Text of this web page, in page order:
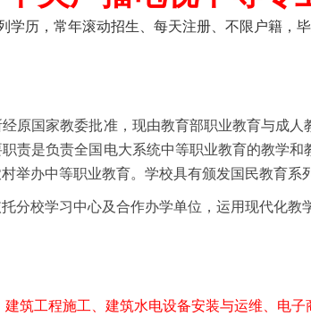
学历，常年滚动招生、每天注册、不限户籍，
原国家教委批准，现由教育部职业教育与成
责是负责全国电大系统中等职业教育的教学
举办中等职业教育。学校具有颁发国民教育系
校学习中心及合作办学单位，运用现代化教
建筑工程施工、建筑水电设备安装与运维、电